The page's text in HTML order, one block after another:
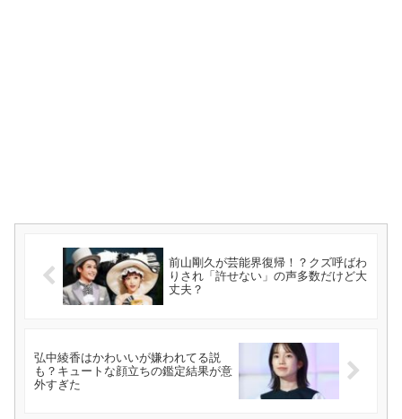
前山剛久が芸能界復帰！？クズ呼ばわ
りされ「許せない」の声多数だけど大
丈夫？
弘中綾香はかわいいが嫌われてる説
も？キュートな顔立ちの鑑定結果が意
外すぎた